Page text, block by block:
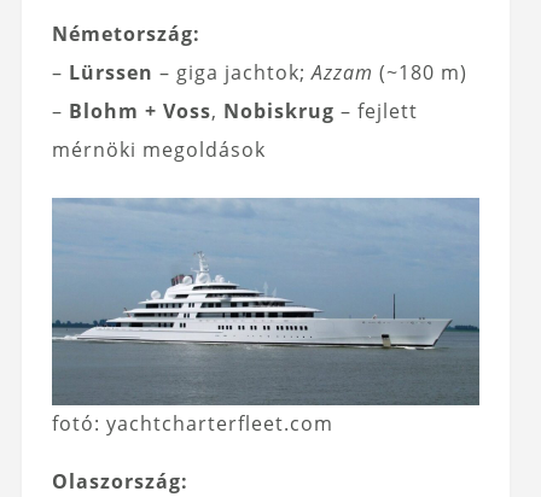
Németország:
– Lürssen – giga jachtok;Azzam (~180 m)
– Blohm + Voss, Nobiskrug – fejlett
mérnöki megoldások
fotó: yachtcharterfleet.com
Olaszország: